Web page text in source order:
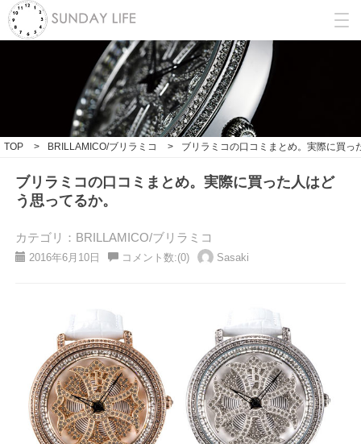
TOP > BRILLAMICO/ブリラミコ > ブリラミコの口コミまとめ。実際に買っ
ブリラミコの口コミまとめ。実際に買った人はど
う思ってるか。
カテゴリ：BRILLAMICO/ブリラミコ
2016年6月10日 コメント数:(0) Sasaki